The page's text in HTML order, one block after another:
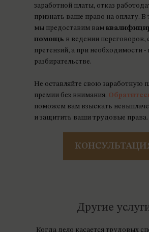
заработной платы, отказ
признать ваше право на оплату. В
мы предоставим вам
помощь в ведении переговоров,
претензий, а при необходимости
разбирательстве.
Не оставляйте свою заработную
премии без внимания.
поможем вам взыскать
и защитить ваши трудовые права.
Другие
Когда дело касается трудовых